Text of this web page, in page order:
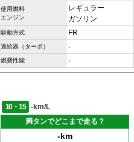
使用燃料
エンジン
レギュラー
ガソリン
駆動方式 FR
過給器（ターボ） -
燃費性能 -
10・15
-km/L
満タンでどこまで走る？
-km